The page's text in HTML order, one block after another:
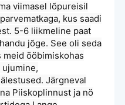
viimasel lõpureisil
kus saadi
5-6 liikmeline paat
jõge. See oli seda
ööbimiskohas
Järgneval
Piiskoplinnust ja nö